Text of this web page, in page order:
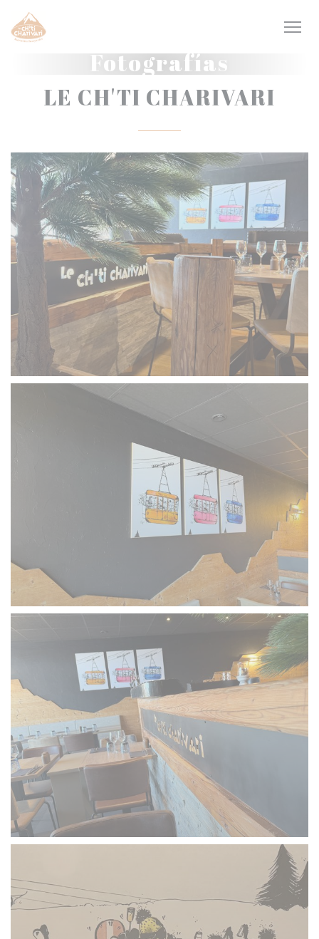
Personalización de sus opciones de cookies
Fotografías
LE CH'TI CHARIVARI